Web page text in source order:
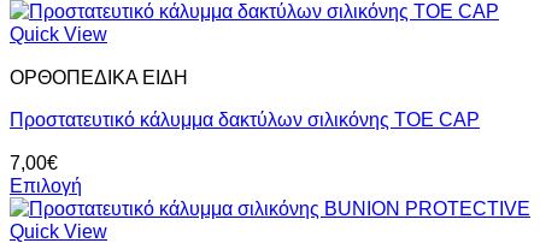
να
επιλεγούν
στη
σελίδα
του
προϊόντος
Quick View
ΟΡΘΟΠΕΔΙΚΑ ΕΙΔΗ
Προστατευτικό κάλυμμα δακτύλων σιλικόνης TOE CAP
7,00€
Επιλογή
Αυτό
το
Quick View